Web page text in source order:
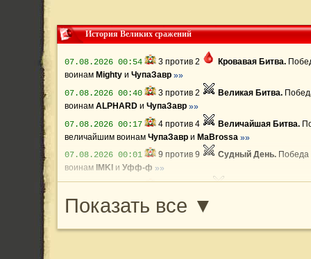
История Великих сражений
07.08.2026 00:54 3 против 2 Кровавая Битва.
воинам Mighty и ЧупаЗавр »»
07.08.2026 00:40
3 против 2 Великая Битва.
воинам ALPHARD и ЧупаЗавр »»
07.08.2026 00:17
4 против 4 Величайшая Битва.
величайшим воинам ЧупаЗавр и MaBrossa »»
07.08.2026 00:01
9 против 9 Судный День. Победа
воинам IMKI и Уфф-ф »»
воинам
»»
величайшим воинамТренер по БКиDeathRow »»
Показать все ▼